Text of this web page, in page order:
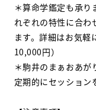
＊算命学鑑定も承り
れぞれの特性に合わ
ます。詳細はお気軽
10,000円）
＊駒井のまぁおあが
定期的にセッション